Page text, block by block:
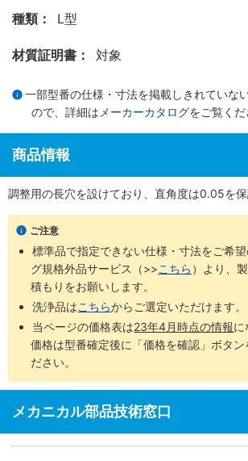
種類： L型
材質証明書： 対象
一部型番の仕様・寸法を掲載しきれていな
ので、詳細は メーカーカタログをご覧くだ
商品情報
調整用の長穴を設けており、直角度は0.05を保
ご注意
標準品で指定できない仕様・寸法をご希
グ規格外品サービス（>>こちら ）より、
積もりをお願いします。
洗浄品はこちらからご選定いただけます。
当ページの価格表は23年4月時点の情報に
価格は型番確定後に「価格を確認」ボタン
ださい。
メカニカル部品技術窓口